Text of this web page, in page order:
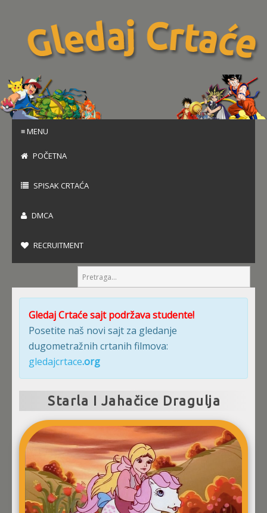
≡ MENU
POČETNA
SPISAK CRTAĆA
DMCA
RECRUITMENT
Gledaj Crtaće sajt podržava studente!
Posetite naš novi sajt za gledanje
dugometražnih crtanih filmova:
gledajcrtace.org
Starla I Jahačice Dragulja